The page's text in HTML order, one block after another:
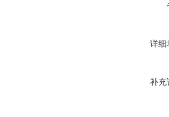
详细
补充